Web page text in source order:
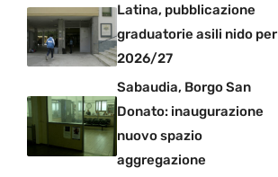
Latina, pubblicazione
graduatorie asili nido per
2026/27
Sabaudia, Borgo San
Donato: inaugurazione
nuovo spazio
aggregazione